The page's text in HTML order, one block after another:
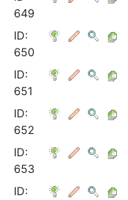
649
ID:
650
ID:
651
ID:
652
ID:
653
ID: